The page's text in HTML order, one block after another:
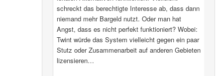
schreckt das berechtigte Interesse ab, dass dann
niemand mehr Bargeld nutzt. Oder man hat
Angst, dass es nicht perfekt funktioniert? Wobei:
Twint würde das System vielleicht gegen ein paar
Stutz oder Zusammenarbeit auf anderen Gebieten
lizensieren…